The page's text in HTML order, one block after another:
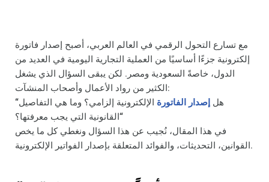
مع تسارع التحول الرقمي في العالم العربي، أصبح إصدار فاتورة
إلكترونية جزءًا أساسيًا من العملية التجارية اليومية في العديد من
الدول، خاصةً السعودية ومصر. لكن يبقى السؤال الذي يشغل
الكثير من رواد الأعمال وأصحاب المنشآت:
“
هل إصدار الفاتورة الإلكترونية إلزامي؟ وما هي التفاصيل
القانونية التي يجب معرفتها؟“
في هذا المقال، نُجيب عن هذا السؤال ونغطي كل ما يخص
القوانين، التحديثات، والفوائد المتعلقة بإصدار الفواتير الإلكترونية.